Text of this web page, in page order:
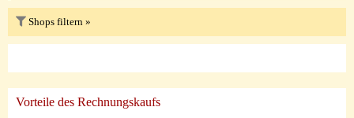
bequem zur Haustür liefern lassen, und braucht dafür häufig
Shops filtern »
Vorteile des Rechnungskaufs